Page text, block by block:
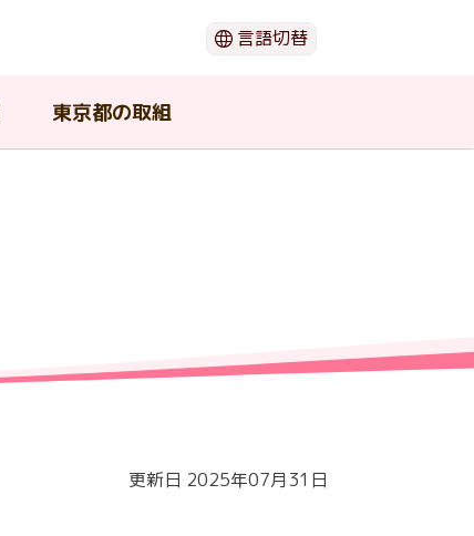
言語切替
セカンドオピニオン
がんの治療と口腔ケア
介護中の患者や家族が利用可能
東京都の取組
東京都の広報物
更新日 2025年07月31日